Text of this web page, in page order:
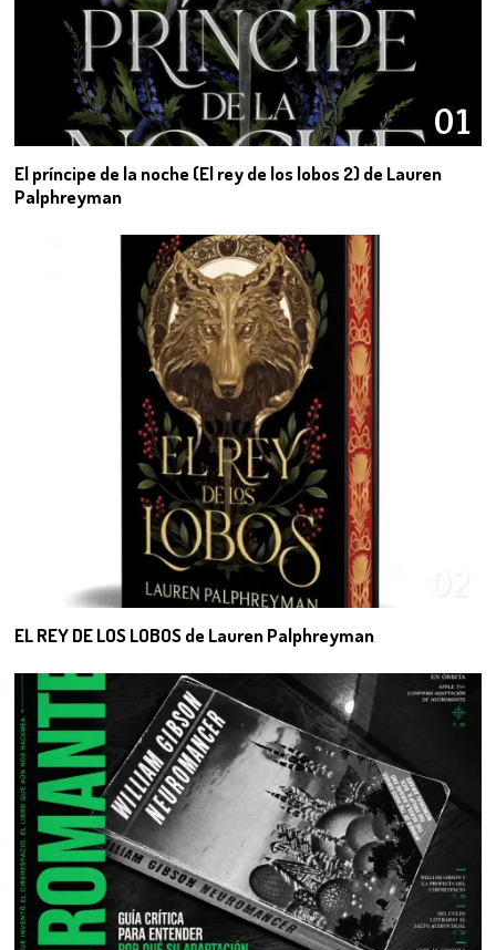
01
El príncipe de la noche (El rey de los lobos 2) de Lauren
Palphreyman
EL REY DE LOS LOBOS de Lauren Palphreyman